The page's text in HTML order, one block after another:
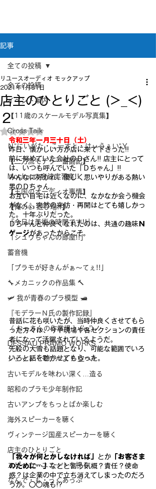
記事
全ての投稿
イベント案内
【11歳のスケールモデル写真集】
Cross Taik
Ｎ”にいがた・こーすと・はぃうぇい”Ｙ
【二刀流モデラー奮闘記】
Mockupの音波実習室!!
【王国のオーディオ事情】
【俺の👍 遊び場!!】
『今日は美術の時間です!!』
「シュウちゃんの部屋!!」
蓄音機
「プラモが好きんがぁ～てぇ!!」
🔧メカニックの作品集 🔨
🛩 我が青春のプラ模型 🛥
『モデラーＮ氏の製作記録』
《 おっさんの作業場 》('ω')ノ
DESSAU PRAMO WORKS
ジェット・モデルよ !! 空へ✈
古いモデルを味わい深く…造る
昭和のプラモ少年制作記
古いアンプをちっとばか楽しむ
海外スピーカーを聴く
ヴィンテージ国産スピーカーを聴く
店主のひとりごと
スピーカーユニットを視る
なんで・も・っくあっぷ
全ての投稿
店主のひとりごと (>_<)
２
リユースオーディオ モックアップ
2021年1月31日
5つ星のうちNaNと評価されています。
令和三年一月三十日
（土）
昨日、懐かしい方が店に来て下さった!!
前に努めていた会社のＤさん!! 店主にとって
は、いつも呼んでいた「Ｄちゃん」!!
みんなに好かれ、優しく思いやりがある熱い
男のＤちゃん。
お互い自宅は近くなのに、なかなか会う機会
がなく、突然の来訪・再開はとても嬉しかっ
た。十年ぶりだった。
Ｄちゃんと仲良くなれたのは、共通の趣味 Ｎ
ゲージがあったからこそ。
昔話に花も咲いたが、当時仲良くさせてもら
った方々は、今や現場や各セクションの責任
者になって活躍されているようだ。
先般の大雪も話題となり、可能な範囲でいろ
いろと話を聴かせてもらった。
「我々が何とかしなければ」 とか 「お客さま
のために…」などと言う気概？責任？使命
感？ は企業の中で立ち消えてしまったのだろ
うか。〇〇魂も!?